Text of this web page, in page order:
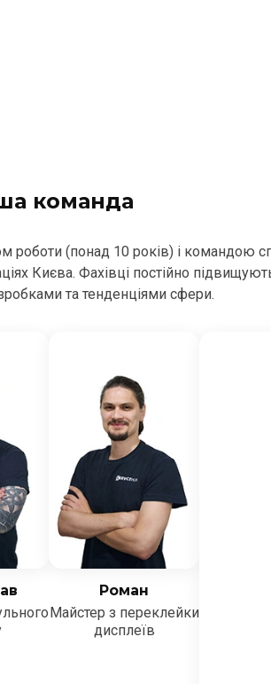
команда
роботи (понад 10 років) і командою
Києва. Фахівці постійно
та тенденціями сфери.
Роман
Майстер з переклейки
дисплеїв